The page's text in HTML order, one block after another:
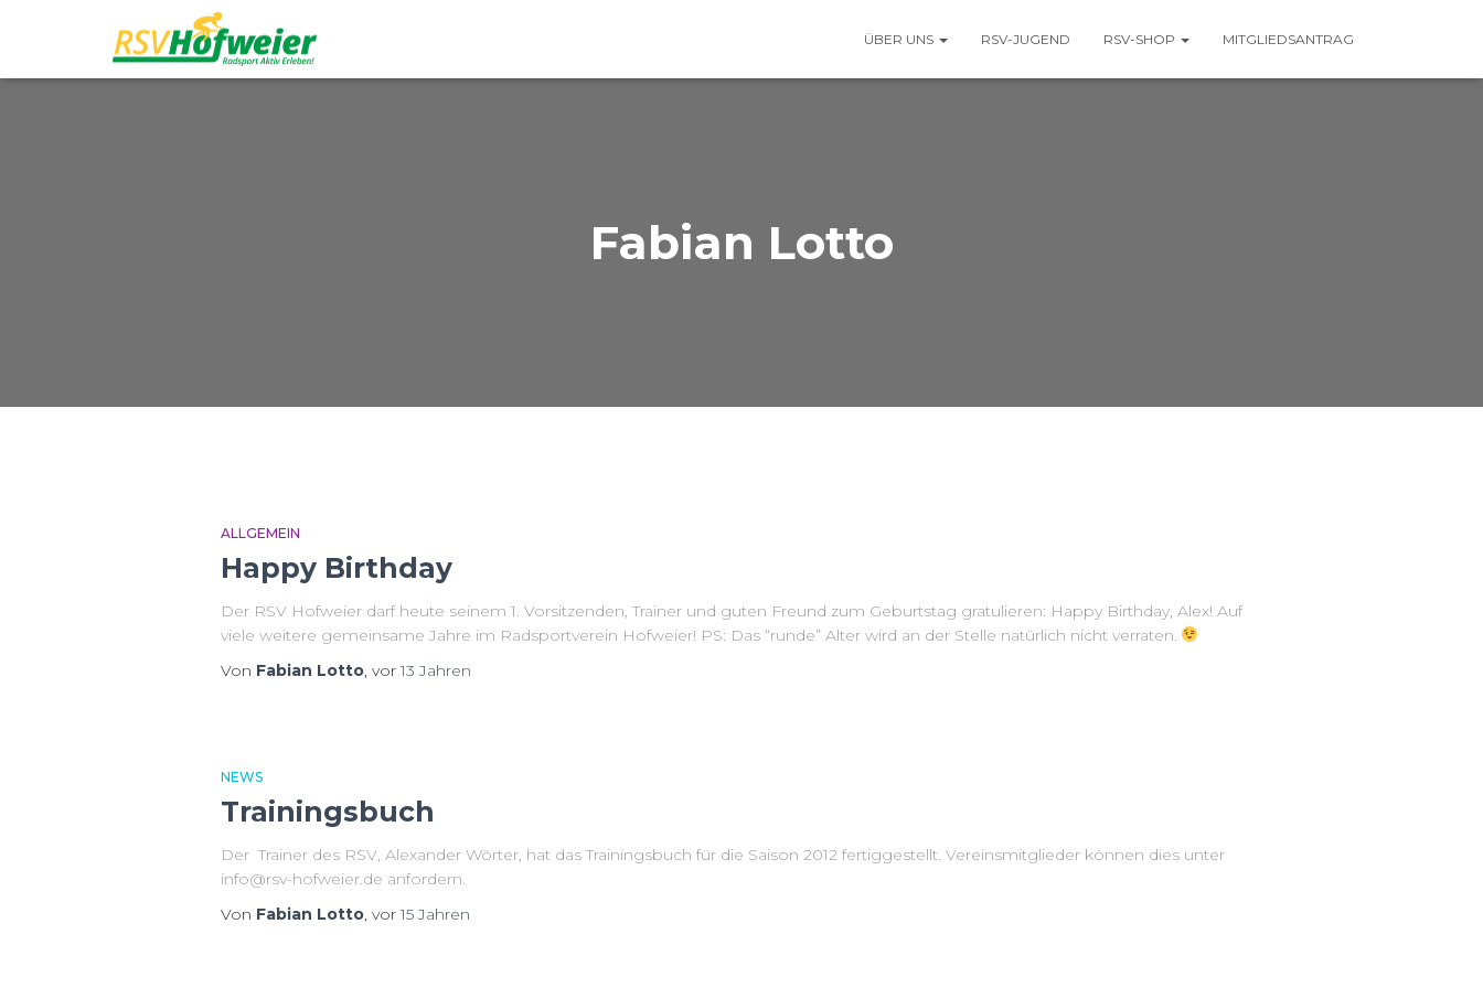
ÜBER UNS RSV-JUGEND RSV-SHOP MITGLIEDSANTRAG
Fabian Lotto
ALLGEMEIN
Happy Birthday
Der RSV Hofweier darf heute seinem 1. Vorsitzenden, Trainer und guten Freund zum Geburtstag gratulieren: Happy Birthday, Alex! Auf
viele weitere gemeinsame Jahre im Radsportverein Hofweier! PS: Das “runde” Alter wird an der Stelle natürlich nicht verraten.
Von Fabian Lotto, vor13 Jahren
NEWS
Trainingsbuch
Der Trainer des RSV, Alexander Wörter, hat das Trainingsbuch für die Saison 2012 fertiggestellt. Vereinsmitglieder können dies unter
info@rsv-hofweier.de anfordern.
Von Fabian Lotto, vor15 Jahren